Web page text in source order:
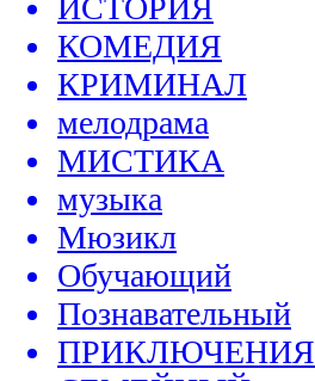
ИСТОРИЯ
КОМЕДИЯ
КРИМИНАЛ
мелодрама
МИСТИКА
музыка
Мюзикл
Обучающий
Познавательный
ПРИКЛЮЧЕНИЯ